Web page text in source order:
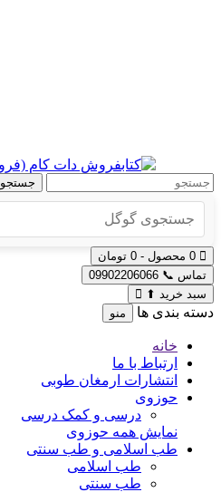
جستجو
0 محصول - 0 تومان
تماس 📞
09902206066
سبد خرید ⬆
دسته بندی ها منو
خانه
ارتباط با ما
انتشارات ارمغان طوبی
حوزوی
درسی و کمک درسی
نمایش همه حوزوی
طب اسلامی و طب سنتی
طب اسلامی
طب سنتی